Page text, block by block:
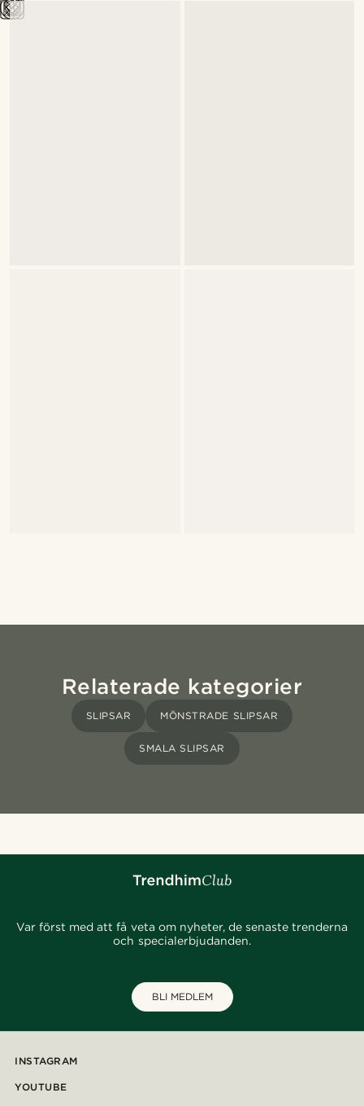
Relaterade kategorier
SLIPSAR MÖNSTRADE SLIPSAR
SMALA SLIPSAR
Var först med att få veta om nyheter, de senaste trenderna
och specialerbjudanden.
BLI MEDLEM
INSTAGRAM
YOUTUBE